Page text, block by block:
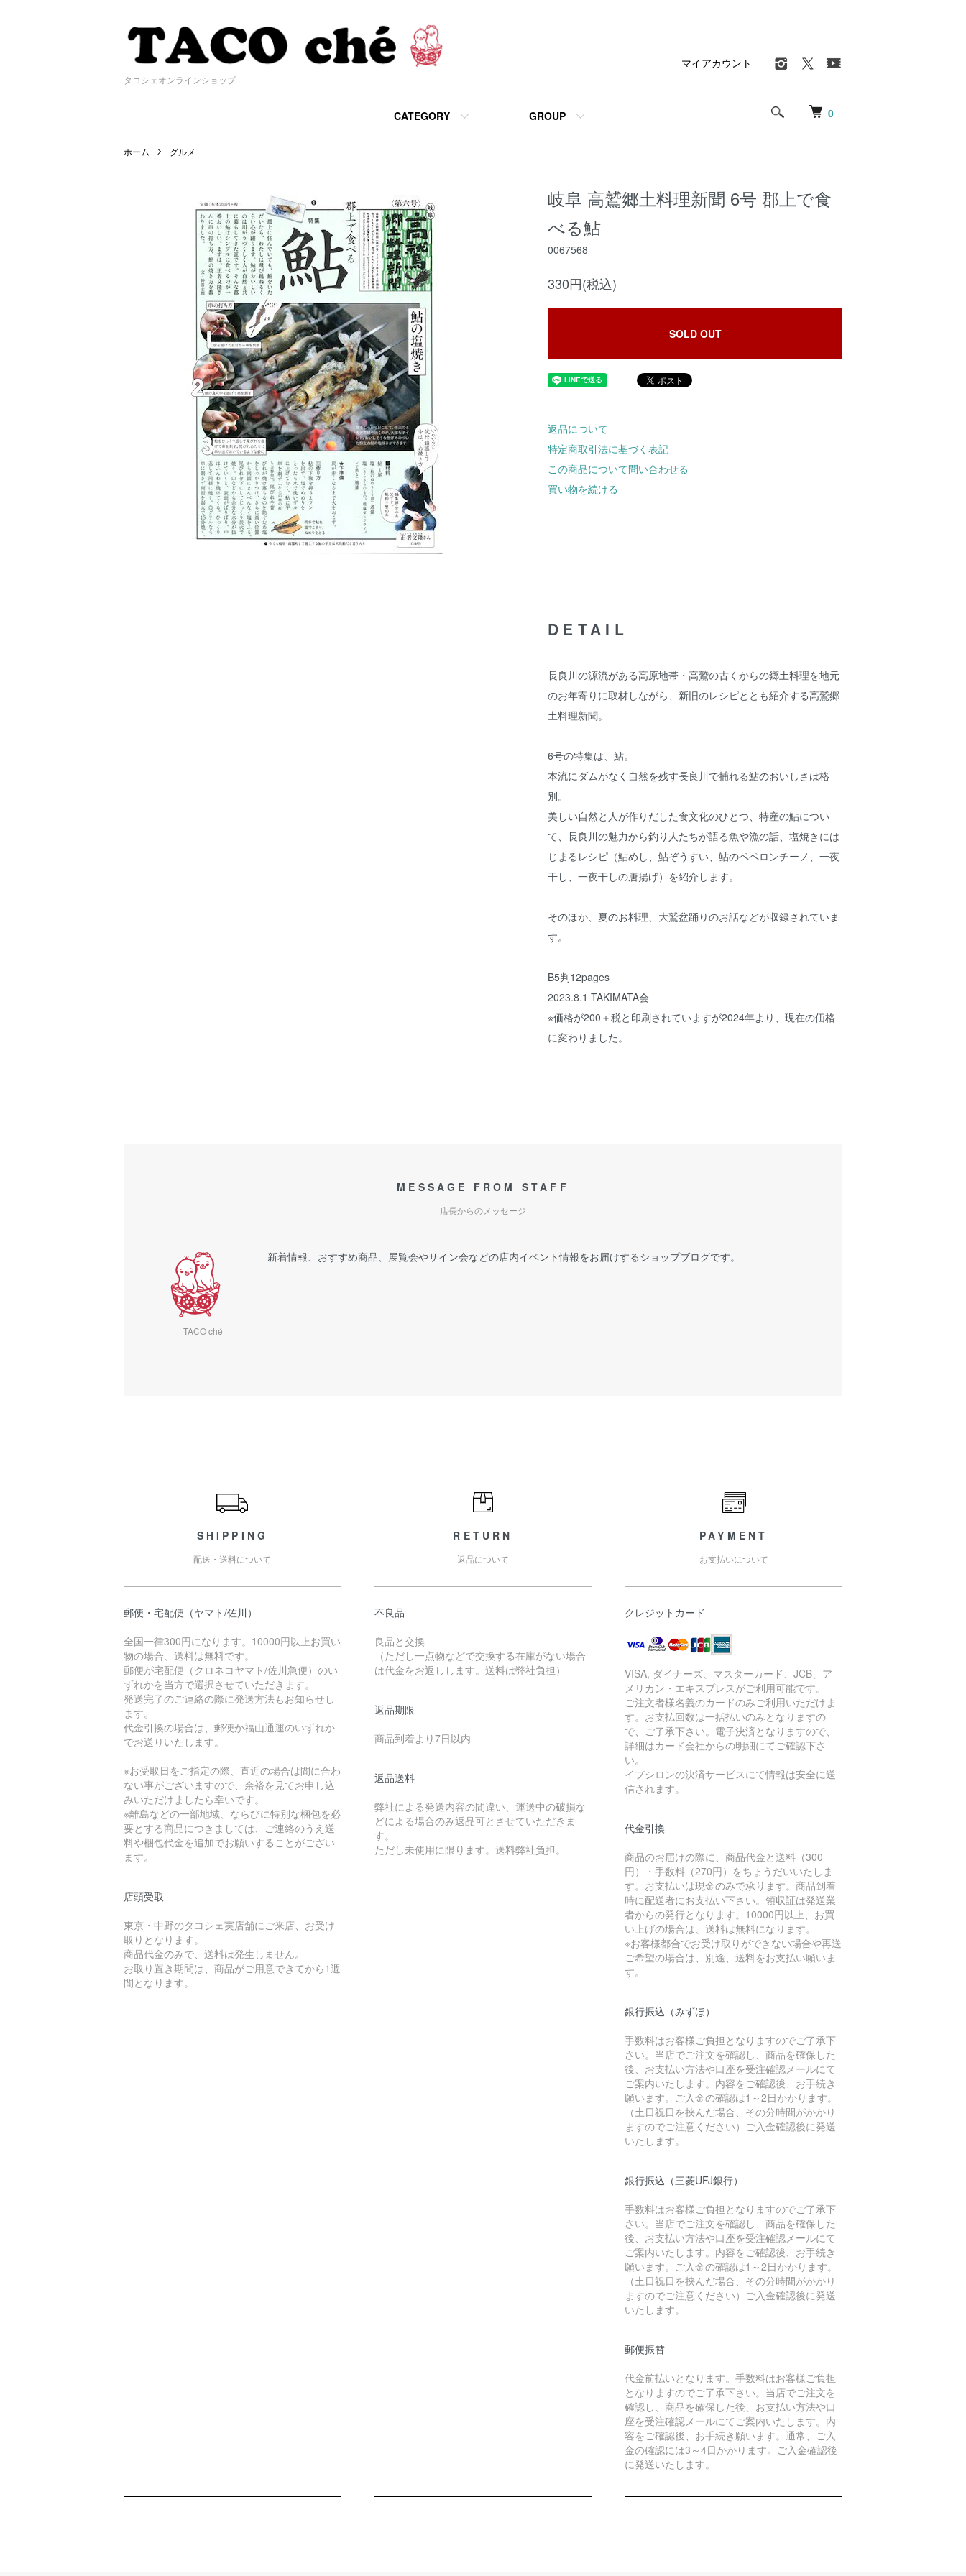
タコシェオンラインショップ
0
CATEGORY GROUP
マイアカウント
ホーム グルメ
岐阜 高鷲郷土料理新聞 6号 郡上で食
べる鮎
0067568
330円(税込)
SOLD OUT
返品について
特定商取引法に基づく表記
この商品について問い合わせる
買い物を続ける
DETAIL
長良川の源流がある高原地帯・高鷲の古くからの郷土料理を地元
のお年寄りに取材しながら、新旧のレシピととも紹介する高鷲郷
土料理新聞。
6号の特集は、鮎。
本流にダムがなく自然を残す長良川で捕れる鮎のおいしさは格
別。
美しい自然と人が作りだした食文化のひとつ、特産の鮎につい
て、長良川の魅力から釣り人たちが語る魚や漁の話、塩焼きには
じまるレシピ（鮎めし、鮎ぞうすい、鮎のペペロンチーノ、一夜
干し、一夜干しの唐揚げ）を紹介します。
そのほか、夏のお料理、大鷲盆踊りのお話などが収録されていま
す。
B5判12pages
2023.8.1 TAKIMATA会
※価格が200＋税と印刷されていますが2024年より、現在の価格
に変わりました。
MESSAGE FROM STAFF
店長からのメッセージ
TACO ché
新着情報、おすすめ商品、展覧会やサイン会などの店内イベント情報をお届けするショップブログです。
SHIPPING
配送・送料について
郵便・宅配便（ヤマト/佐川）
全国一律300円になります。10000円以上お買い
物の場合、送料は無料です。
郵便が宅配便（クロネコヤマト/佐川急便）のい
ずれかを当方で選択させていただきます。
発送完了のご連絡の際に発送方法もお知らせし
ます。
代金引換の場合は、郵便か福山通運のいずれか
でお送りいたします。
※お受取日をご指定の際、直近の場合は間に合わ
ない事がございますので、余裕を見てお申し込
みいただけましたら幸いです。
※離島などの一部地域、ならびに特別な梱包を必
要とする商品につきましては、ご連絡のうえ送
料や梱包代金を追加でお願いすることがござい
ます。
店頭受取
東京・中野のタコシェ実店舗にご来店、お受け
取りとなります。
商品代金のみで、送料は発生しません。
お取り置き期間は、商品がご用意できてから1週
間となります。
RETURN
返品について
不良品
良品と交換
（ただし一点物などで交換する在庫がない場合
は代金をお返しします。送料は弊社負担）
返品期限
商品到着より7日以内
返品送料
弊社による発送内容の間違い、運送中の破損な
どによる場合のみ返品可とさせていただきま
す。
ただし未使用に限ります。送料弊社負担。
PAYMENT
お支払いについて
クレジットカード
VISA, ダイナーズ、マスターカード、JCB、ア
メリカン・エキスプレスがご利用可能です。
ご注文者様名義のカードのみご利用いただけま
す。お支払回数は一括払いのみとなりますの
で、ご了承下さい。電子決済となりますので、
詳細はカード会社からの明細にてご確認下さ
い。
イプシロンの決済サービスにて情報は安全に送
信されます。
代金引換
商品のお届けの際に、商品代金と送料（300
円）・手数料（270円）をちょうだいいたしま
す。お支払いは現金のみで承ります。商品到着
時に配送者にお支払い下さい。領収証は発送業
者からの発行となります。10000円以上、お買
い上げの場合は、送料は無料になります。
※お客様都合でお受け取りができない場合や再送
ご希望の場合は、別途、送料をお支払い願いま
す。
銀行振込（みずほ）
手数料はお客様ご負担となりますのでご了承下
さい。当店でご注文を確認し、商品を確保した
後、お支払い方法や口座を受注確認メールにて
ご案内いたします。内容をご確認後、お手続き
願います。ご入金の確認は1～2日かかります。
（土日祝日を挟んだ場合、その分時間がかかり
ますのでご注意ください）ご入金確認後に発送
いたします。
銀行振込（三菱UFJ銀行）
手数料はお客様ご負担となりますのでご了承下
さい。当店でご注文を確認し、商品を確保した
後、お支払い方法や口座を受注確認メールにて
ご案内いたします。内容をご確認後、お手続き
願います。ご入金の確認は1～2日かかります。
（土日祝日を挟んだ場合、その分時間がかかり
ますのでご注意ください）ご入金確認後に発送
いたします。
郵便振替
代金前払いとなります。手数料はお客様ご負担
となりますのでご了承下さい。当店でご注文を
確認し、商品を確保した後、お支払い方法や口
座を受注確認メールにてご案内いたします。内
容をご確認後、お手続き願います。通常、ご入
金の確認には3～4日かかります。ご入金確認後
に発送いたします。